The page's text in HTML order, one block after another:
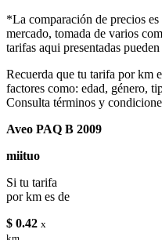
*La comparación de precios
mercado, tomada de varios
tarifas aqui presentadas
Recuerda que tu tarifa por km
factores como: edad, género,
Consulta términos y
Aveo PAQ B 2009
miituo
Si tu tarifa
por km es de
$ 0.42 x